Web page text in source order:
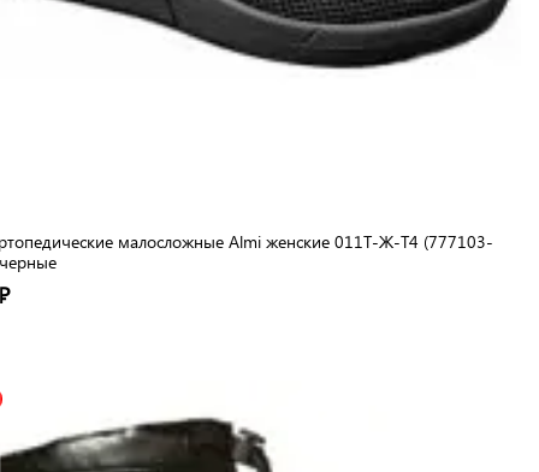
малосложные Almi женские 011Т-Ж-Т4 (777103-